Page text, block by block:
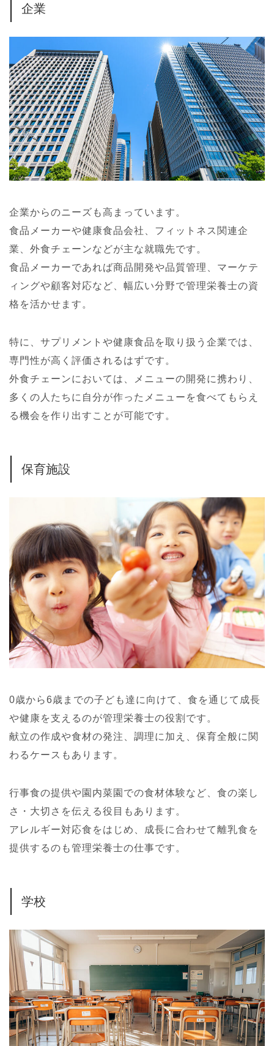
企業
企業からのニーズも高まっています。
食品メーカーや健康食品会社、フィットネス関連企
業、外食チェーンなどが主な就職先です。
食品メーカーであれば商品開発や品質管理、マーケテ
ィングや顧客対応など、幅広い分野で管理栄養士の資
格を活かせます。
特に、サプリメントや健康食品を取り扱う企業では、
専門性が高く評価されるはずです。
外食チェーンにおいては、メニューの開発に携わり、
多くの人たちに自分が作ったメニューを食べてもらえ
る機会を作り出すことが可能です。
保育施設
0歳から6歳までの子ども達に向けて、食を通じて成長
や健康を支えるのが管理栄養士の役割です。
献立の作成や食材の発注、調理に加え、保育全般に関
わるケースもあります。
行事食の提供や園内菜園での食材体験など、食の楽し
さ・大切さを伝える役目もあります。
アレルギー対応食をはじめ、成長に合わせて離乳食を
提供するのも管理栄養士の仕事です。
学校